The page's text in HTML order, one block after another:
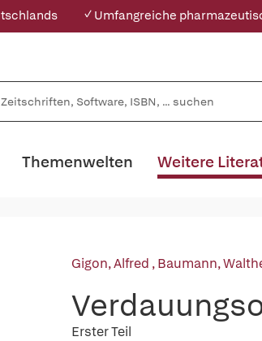
✓ Umfangreiche
Themenwelten Weitere
Gigon, Alfred ,Baumann,
Erster Teil